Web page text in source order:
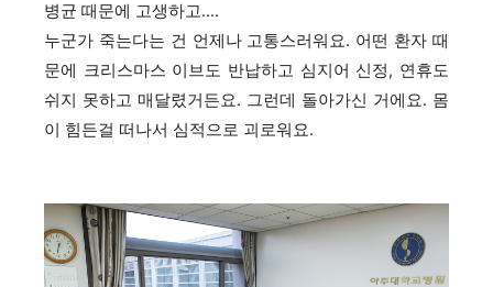
병균 때문에 고생하고….
누군가 죽는다는 건 언제나 고통스러워요. 어떤 환자 때
문에 크리스마스 이브도 반납하고 심지어 신정, 연휴도
쉬지 못하고 매달렸거든요. 그런데 돌아가신 거에요. 몸
이 힘든걸 떠나서 심적으로 괴로워요.